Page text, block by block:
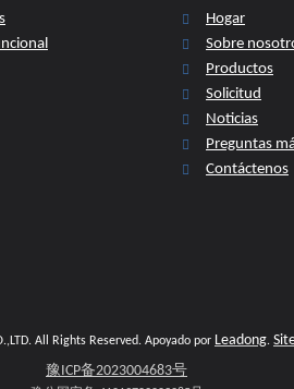
Hogar
Sobre
Productos
Solicitud
Noticias
Preguntas
Contáctenos
All Rights Reserved. Apoyado por Leadong.
豫ICP备2023004683号